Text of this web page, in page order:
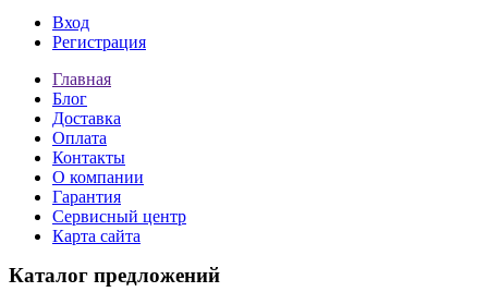
Вход
Регистрация
Главная
Блог
Доставка
Оплата
Контакты
О компании
Гарантия
Сервисный центр
Карта сайта
Каталог предложений